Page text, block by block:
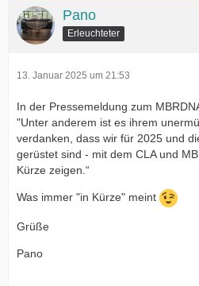
Pano
Erleuchteter
13. Januar 2025 um 21:53
In der Pressemeldung zum
"Unter anderem ist es ihrem
verdanken, dass wir für 2025 und
gerüstet sind - mit dem CLA und
Kürze zeigen.“
Was immer "in Kürze" meint
Grüße
Pano